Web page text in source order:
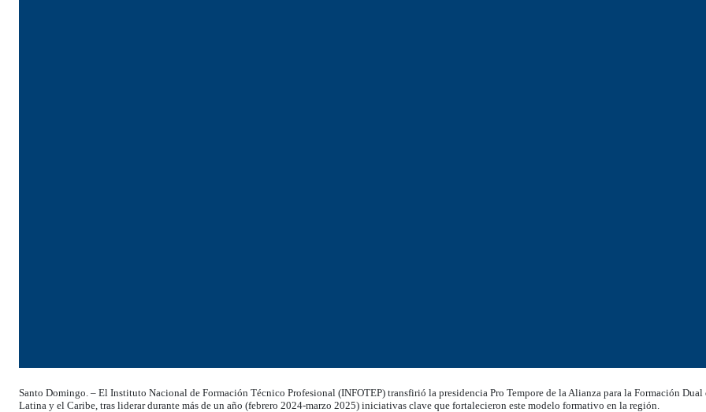
Santo Domingo. – El Instituto Nacional de Formación Técnico Profesional (INFOTEP) transfirió la presidencia Pro Tempore de la Alianza para la Formación Dual
Latina y el Caribe, tras liderar durante más de un año (febrero 2024-marzo 2025) iniciativas clave que fortalecieron este modelo formativo en la región.